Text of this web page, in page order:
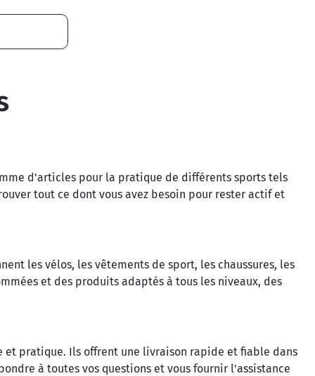
d'articles pour la pratique de différents sports tels
tout ce dont vous avez besoin pour rester actif et
les vélos, les vêtements de sport, les chaussures, les
et des produits adaptés à tous les niveaux, des
et pratique. Ils offrent une livraison rapide et fiable dans
à toutes vos questions et vous fournir l'assistance